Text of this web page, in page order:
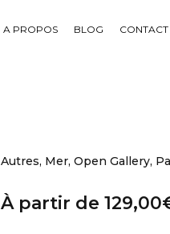
A PROPOS BLOG CONTACT
Autres, Mer, Open Gallery,
À partir de 129,00